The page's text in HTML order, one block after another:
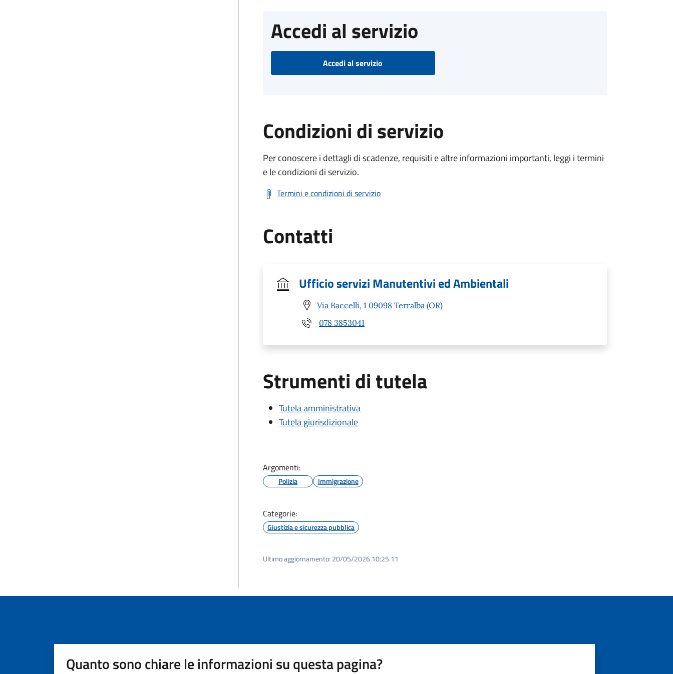
Accedi al servizio
Accedi al servizio
Condizioni di servizio
Per conoscere i dettagli di scadenze, requisiti e altre informazioni importanti, leggi i termini
e le condizioni di servizio.
Termini e condizioni di servizio
Contatti
Ufficio servizi Manutentivi ed Ambientali
Via Baccelli, 1 09098 Terralba (OR)
078 3853041
Strumenti di tutela
Tutela amministrativa
Tutela giurisdizionale
Argomenti:
Polizia Immigrazione
Categorie:
Giustizia e sicurezza pubblica
Ultimo aggiornamento: 20/05/2026 10:25.11
Quanto sono chiare le informazioni su questa pagina?